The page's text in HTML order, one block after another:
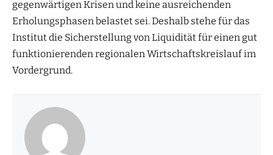
gegenwärtigen Krisen und keine ausreichenden
Erholungsphasen belastet sei. Deshalb stehe für das
Institut die Sicherstellung von Liquidität für einen gut
funktionierenden regionalen Wirtschaftskreislauf im
Vordergrund.